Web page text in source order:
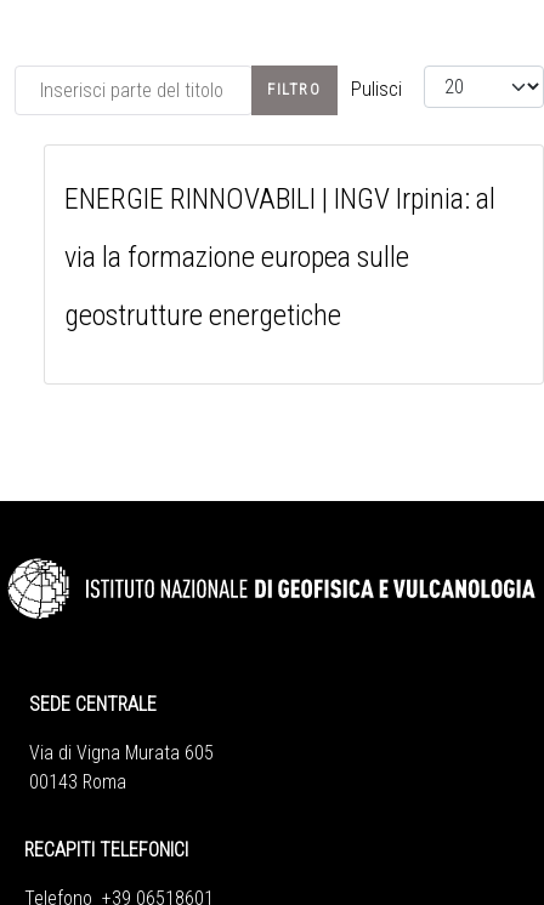
Inserisci parte del titolo FILTRO Pulisci Visualizza #
ENERGIE RINNOVABILI | INGV Irpinia: al
via la formazione europea sulle
geostrutture energetiche
SEDE CENTRALE
Via di Vigna Murata 605
00143 Roma
RECAPITI TELEFONICI
Telefono +39 06518601